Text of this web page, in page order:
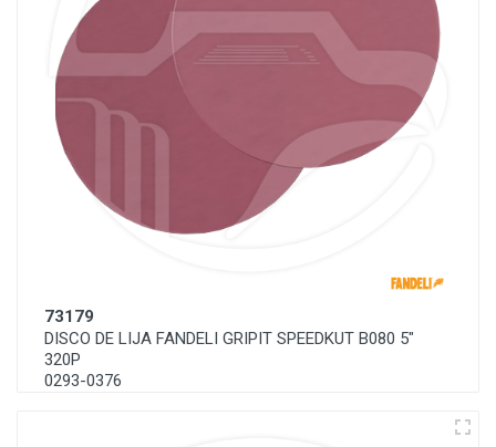
73179
DISCO DE LIJA FANDELI GRIPIT SPEEDKUT B080 5"
320P
0293-0376